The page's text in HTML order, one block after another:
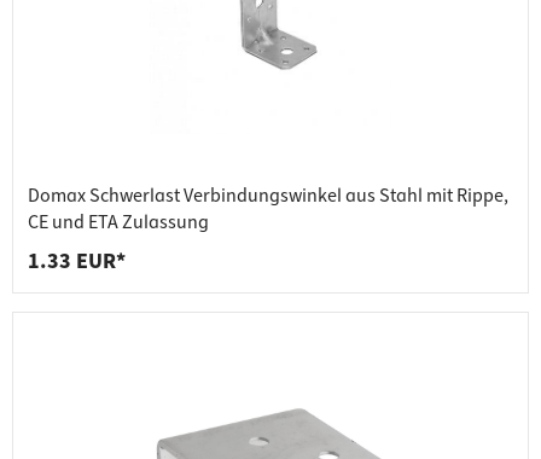
Domax Schwerlast Verbindungswinkel aus Stahl mit Rippe,
CE und ETA Zulassung
1.33 EUR*